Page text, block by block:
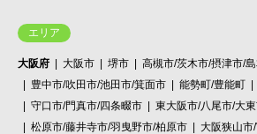
エリア
大阪府 大阪市 堺市
高槻市/茨木市/摂津市/
豊中市/吹田市/池田市/箕面市
能勢町/豊能町
守口市/門真市/四条畷市
東大阪市/八尾市/大
松原市/藤井寺市/羽曳野市/柏原市
大阪狭山市